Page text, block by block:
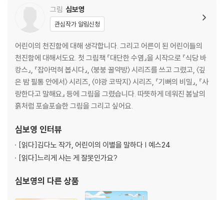
그림 심보영
관심작가 알림신청
어린이의 천진함에 대해 생각합니다. 그리고 어른이 된 어린이들의
천진함에 대해서도요. 첫 그림책 『대단한 수염』을 시작으로 『식당 바
캉스』, 『잡아먹혀 봅시다』, 〈붕붕 꿀약방〉 시리즈를 쓰고 그렸고, 〈깊
은 밤 필통 안에서〉 시리즈, 〈야광 코딱지〉 시리즈, 『기뻐의 비밀』, 『사
랑한다고 말해요』 등에 그림을 그렸습니다. 따뜻하게 데워진 봄날의
흙처럼 포슬포슬한 그림을 그리고 싶어요.
심보영 인터뷰
[읽다]김다노 작가, 어린이의 이별을 말하다 | 예스24
[읽다]느리게 사는 게 잘못인가요?
심보영의 다른 상품